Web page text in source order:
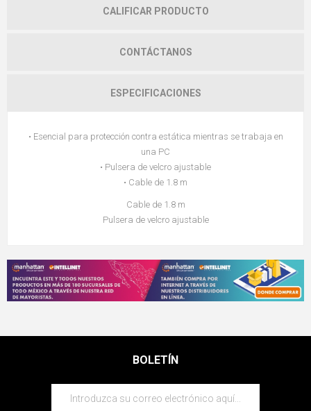
CALIFICAR PRODUCTO
CONTÁCTANOS
ESPECIFICACIONES
• Esencial para protección contra estática mientras se trabaja en
una PC
• Pulsera de velcro ajustable
• Cable de 1.8 m
Cable de 1.8 m
Pulsera de velcro ajustable
BOLETÍN